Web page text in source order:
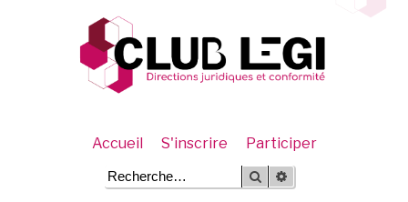
Accueil S'inscrire Participer
Rechercher